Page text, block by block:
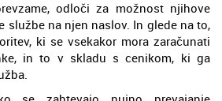
odloči za možnost njihove
službe na njen naslov. In glede na to,
ki se vsekakor mora zaračunati
in to v skladu s cenikom, ki ga